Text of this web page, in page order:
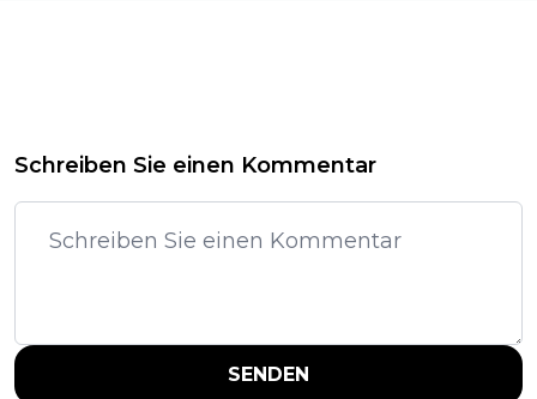
Schreiben Sie einen Kommentar
SENDEN